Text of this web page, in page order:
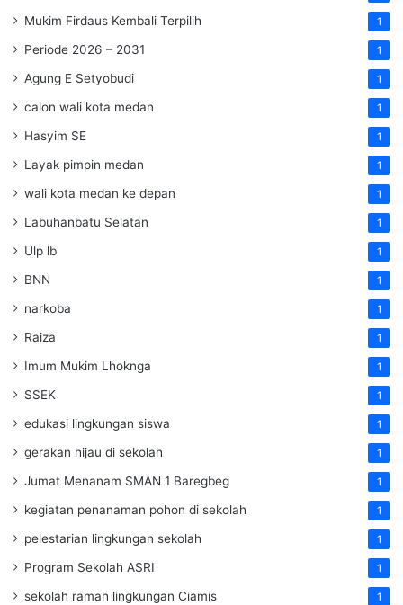
Mukim Firdaus Kembali Terpilih 1
Periode 2026 – 2031 1
Agung E Setyobudi 1
calon wali kota medan 1
Hasyim SE 1
Layak pimpin medan 1
wali kota medan ke depan 1
Labuhanbatu Selatan 1
Ulp lb 1
BNN 1
narkoba 1
Raiza 1
Imum Mukim Lhoknga 1
SSEK 1
edukasi lingkungan siswa 1
gerakan hijau di sekolah 1
Jumat Menanam SMAN 1 Baregbeg 1
kegiatan penanaman pohon di sekolah 1
pelestarian lingkungan sekolah 1
Program Sekolah ASRI 1
sekolah ramah lingkungan Ciamis 1